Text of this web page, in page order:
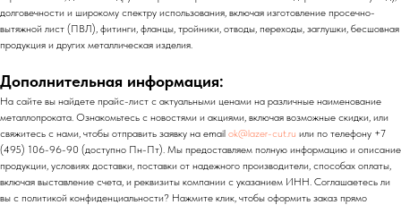
долговечности и широкому спектру использования, включая изготовление просечно-
вытяжной лист (ПВЛ), фитинги, фланцы, тройники, отводы, переходы, заглушки, бесшовная
продукция и других металлическая изделия.
Дополнительная информация:
На сайте вы найдете прайс-лист с актуальными ценами на различные наименование
металлопроката. Ознакомьтесь с новостями и акциями, включая возможные скидки, или
свяжитесь с нами, чтобы отправить заявку на email ok@lazer-cut.ru или по телефону +7
(495) 106-96-90 (доступно Пн-Пт). Мы предоставляем полную информацию и описание
продукции, условиях доставки, поставки от надежного производители, способах оплаты,
включая выставление счета, и реквизиты компании с указанием ИНН. Соглашаетесь ли
вы с политикой конфиденциальности? Нажмите клик, чтобы оформить заказ прямо